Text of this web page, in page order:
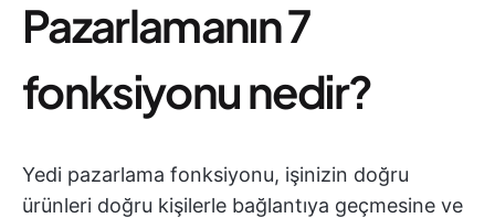
Pazarlamanın 7
fonksiyonu nedir?
Yedi pazarlama fonksiyonu, işinizin doğru
ürünleri doğru kişilerle bağlantıya geçmesine ve